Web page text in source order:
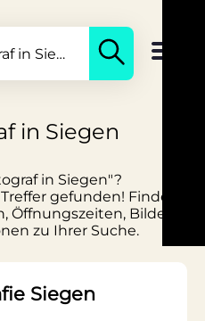
in Siegen
in Siegen"?
gefunden! Finden
Öffnungszeiten, Bilder
zu Ihrer Suche.
Siegen